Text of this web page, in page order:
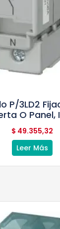
P/3LD2
O Panel,
$ 49.355,32
Leer Más